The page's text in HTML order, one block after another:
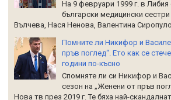
На 9 февруари 1999 г. в Либия
български медицински
Вълчева, Нася Ненова, Валентина
Помните ли Никифор и
пръв поглед“. Ето как се
години по-късно
Спомняте ли си Никифор и
сезон на „Женени от пръв
Нова тв през 2019 г. Те бяха най-